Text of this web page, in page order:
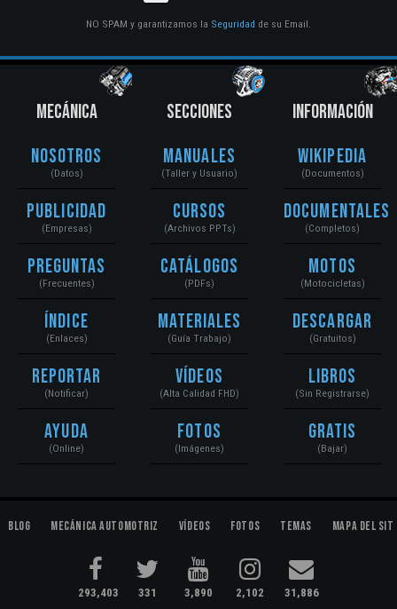
NO SPAM y garantizamos la Seguridad de su Email.
MECÁNICA
Nosotros
(Datos)
Publicidad
(Empresas)
Preguntas
(Frecuentes)
Índice
(Enlaces)
Reportar
(Notificar)
Ayuda
(Online)
SECCIONES
Manuales
(Taller y Usuario)
Cursos
(Archivos PPTs)
Catálogos
(PDFs)
Materiales
(Guía Trabajo)
Vídeos
(Alta Calidad FHD)
Fotos
(Imágenes)
INFORMACIÓN
Wikipedia
(Documentos)
Documentales
(Completos)
Motos
(Motocicletas)
Descargar
(Gratuitos)
Libros
(Sin Registrarse)
Gratis
(Bajar)
Blog Mecánica Automotriz Vídeos Fotos Temas Mapa del
293,403 331 3,890 2,102 31,886